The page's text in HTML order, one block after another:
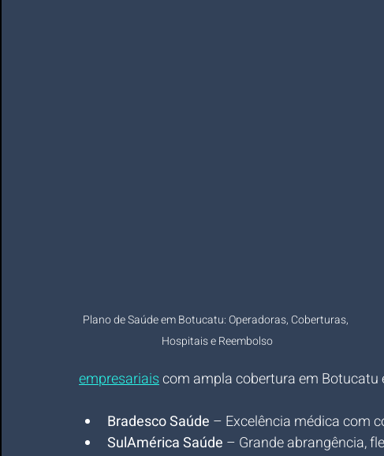
Plano de Saúde em Botucatu: Operadoras, Coberturas,
Hospitais e Reembolso
empresariais com ampla cobertura em Botucatu
Bradesco Saúde – Excelência médica com
SulAmérica Saúde – Grande abrangência,